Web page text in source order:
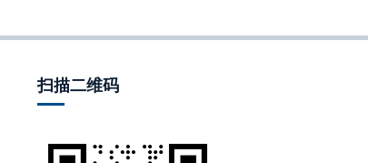
扫描二维码